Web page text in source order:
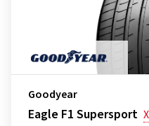
Goodyear
Eagle F1 Supersport